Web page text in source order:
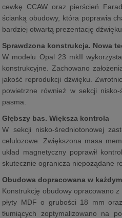
cewkę CCAW oraz pierścień
ścianką obudowy, która poprawia
bardziej otwartą prezentację
Sprawdzona konstrukcja. Nowa
W modelu Opal 23 mkII
konstrukcyjne. Zachowano
jakość reprodukcji dźwięku.
powietrzne również w sekcji nisko-
pasma.
Głębszy bas. Większa kontrola
W sekcji nisko-średniotonowej
celulozowe. Zwiększona masa
układ magnetyczny poprawił
skutecznie ogranicza niepożądane
Obudowa dopracowana w
Konstrukcję obudowy opracowano
płyty MDF o grubości 18 mm
tłumiących zoptymalizowano na